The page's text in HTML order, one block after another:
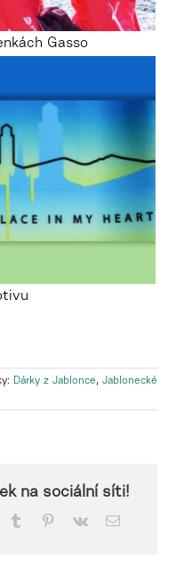
Gasso
Dárky z Jablonce, Jablonecké
na sociální síti!
Tumblr Pinterest
Vk
E-